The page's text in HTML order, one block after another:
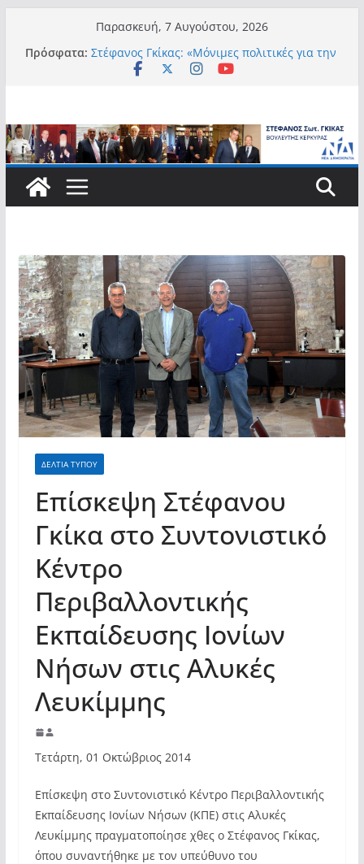
περιεχόμενο
Παρασκευή, 7 Αυγούστου, 2026
Πρόσφατα: Στέφανος Γκίκας: «Μόνιμες πολιτικές για την
αυτονομία, την αξιοπρέπεια και την ισότιμη
Στέφανος Γκίκας:
Στέφανος Γκίκας: «Η πρωτοβουλία “Smart
Island – Gov Access Booth” ενισχύει την
ισότιμη πρόσβαση των νησιωτών μας στις
911 νέους φοιτητές που επέλεξαν τα 6
Τμήματα της Κέρκυρας για τις σπουδές
τους»
Στέφανος Γκίκας: «Οι νέες προκλήσεις, όπως
η τεχνητή νοημοσύνη, η κλιματική κρίση, η
στεγαστική πίεση και η ανάγκη προστασίας
των επόμενων γενεών, επιβάλλουν
σύγχρονες και ουσιαστικές θεσμικές
απαντήσεις»
ΔΕΛΤΙΑ ΤΥΠΟΥ
Επίσκεψη Στέφανου
Γκίκα στο Συντονιστικό
Κέντρο
Περιβαλλοντικής
Εκπαίδευσης Ιονίων
Νήσων στις Αλυκές
Λευκίμμης
Τετάρτη, 01 Οκτώβριος 2014
Επίσκεψη στο Συντονιστικό Κέντρο Περιβαλλοντικής
Εκπαίδευσης Ιονίων Νήσων (ΚΠΕ) στις Αλυκές
Λευκίμμης πραγματοποίησε χθες ο Στέφανος Γκίκας,
όπου συναντήθηκε με τον υπεύθυνο του